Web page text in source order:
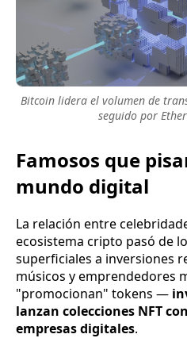
Bitcoin lidera el volumen de
seguido por
Famosos que
mundo digital
La relación entre
ecosistema cripto pasó de
superficiales a inversiones
músicos y emprendedores
"promocionan" tokens —
lanzan colecciones NFT
empresas digitales.